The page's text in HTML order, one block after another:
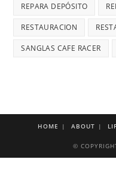
REPARA DEPÓSITO
RESTAURACION
SANGLAS CAFE RACER
HOME ABOUT
©